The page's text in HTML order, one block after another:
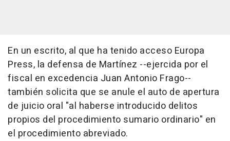
En un escrito, al que ha tenido acceso Europa
Press, la defensa de Martínez --ejercida por el
fiscal en excedencia Juan Antonio Frago--
también solicita que se anule el auto de apertura
de juicio oral "al haberse introducido delitos
propios del procedimiento sumario ordinario" en
el procedimiento abreviado.